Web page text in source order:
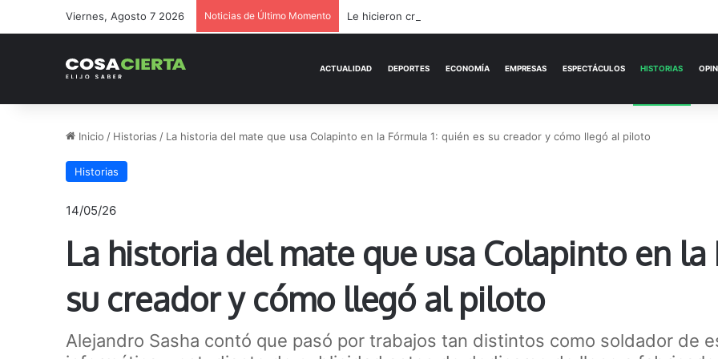
Viernes, Agosto 7 2026 Noticias de Último Momento
Inicio / Historias / La historia del mate que usa Colapinto en la Fórmula 1: quién es su creador y cómo llegó al piloto
Historias
14/05/26
La historia del mate que usa Colapinto en la
su creador y cómo llegó al piloto
Alejandro Sasha contó que pasó por trabajos tan distintos como soldador de